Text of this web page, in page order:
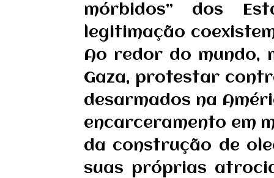
mórbidos” dos
legitimação
Ao redor do mundo,
Gaza, protestar
desarmados na
encarceramento em
da construção de
suas próprias